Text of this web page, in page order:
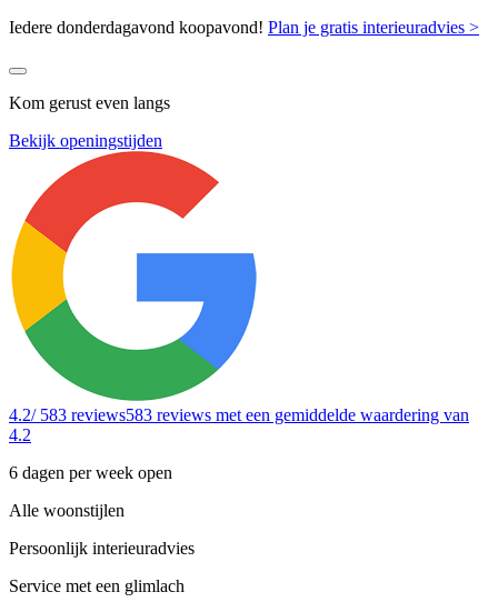
Iedere donderdagavond koopavond! Plan je gratis interieuradvies >
Kom gerust even langs
Bekijk openingstijden
4.2/ 583 reviews583 reviews met een gemiddelde waardering van
4.2
6 dagen per week open
Alle woonstijlen
Persoonlijk interieuradvies
Service met een glimlach